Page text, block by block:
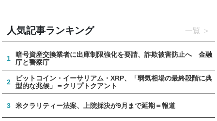
人気記事ランキング 一覧
1
暗号資産交換業者に出庫制限強化を要請、詐欺被害防止へ 金融
庁と警察庁
2
ビットコイン・イーサリアム・XRP、「弱気相場の最終段階に典
型的な兆候」＝クリプトクアント
3 米クラリティー法案、上院採決が9月まで延期＝報道